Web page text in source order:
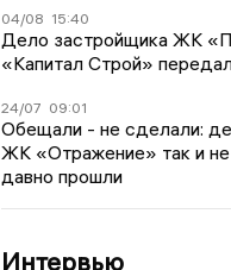
04/08 15:40
Дело застройщика ЖК
«Капитал Строй»
24/07 09:01
Обещали - не сделали:
ЖК «Отражение» так и не
давно прошли
Интервью